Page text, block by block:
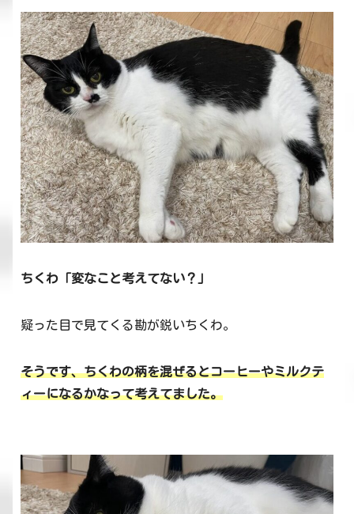
ちくわ「変なこと考えてない？」
疑った目で見てくる勘が鋭いちくわ。
そうです、ちくわの柄を混ぜるとコーヒーやミルクテ
ィーになるかなって考えてました。